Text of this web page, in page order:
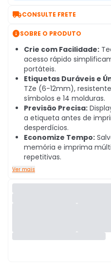
CONSULTE FRETE
SOBRE O PRODUTO
Crie com Facilidade:
acesso rápido
portáteis.
Etiquetas Duráveis e
TZe (6-12mm),
símbolos e 14 molduras.
Previsão Precisa:
a etiqueta antes de
desperdícios.
Economize Tempo:
memória e imprima
repetitivas.
Ver mais